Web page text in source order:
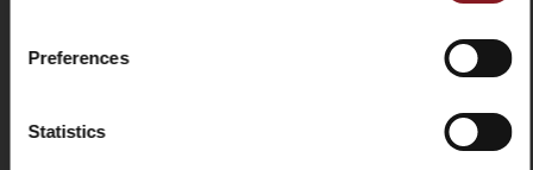
Preferences
Statistics
Vollschutzring aus Stahl um das Rundmesser mit
TECHNISCHES ARBEITSBLATT
Bleiben Sie über die neuesten Nachrichten und
Mail